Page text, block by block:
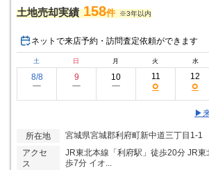
土地売却実績 158件 ※3年以内
ネットで来店予約・訪問査定依頼ができます
土 日 月 火 水
8/8
ー
9
ー
10
ー
11
○
12
○
▶
所在地
宮城県宮城郡利府町新中道三丁目1-1
アクセ
ス
JR東北本線「利府駅」徒歩20分 JR東
歩7分 イオ...